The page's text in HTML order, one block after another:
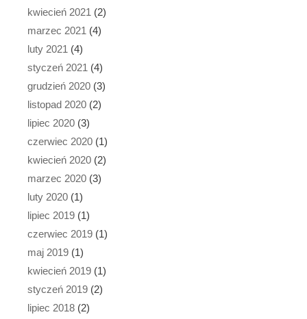
kwiecień 2021 (2)
marzec 2021 (4)
luty 2021 (4)
styczeń 2021 (4)
grudzień 2020 (3)
listopad 2020 (2)
lipiec 2020 (3)
czerwiec 2020 (1)
kwiecień 2020 (2)
marzec 2020 (3)
luty 2020 (1)
lipiec 2019 (1)
czerwiec 2019 (1)
maj 2019 (1)
kwiecień 2019 (1)
styczeń 2019 (2)
lipiec 2018 (2)